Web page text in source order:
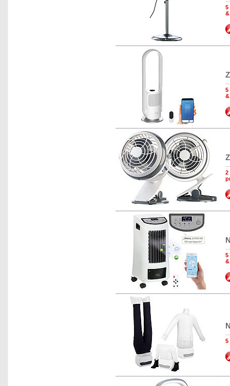
5
5
2
5
5